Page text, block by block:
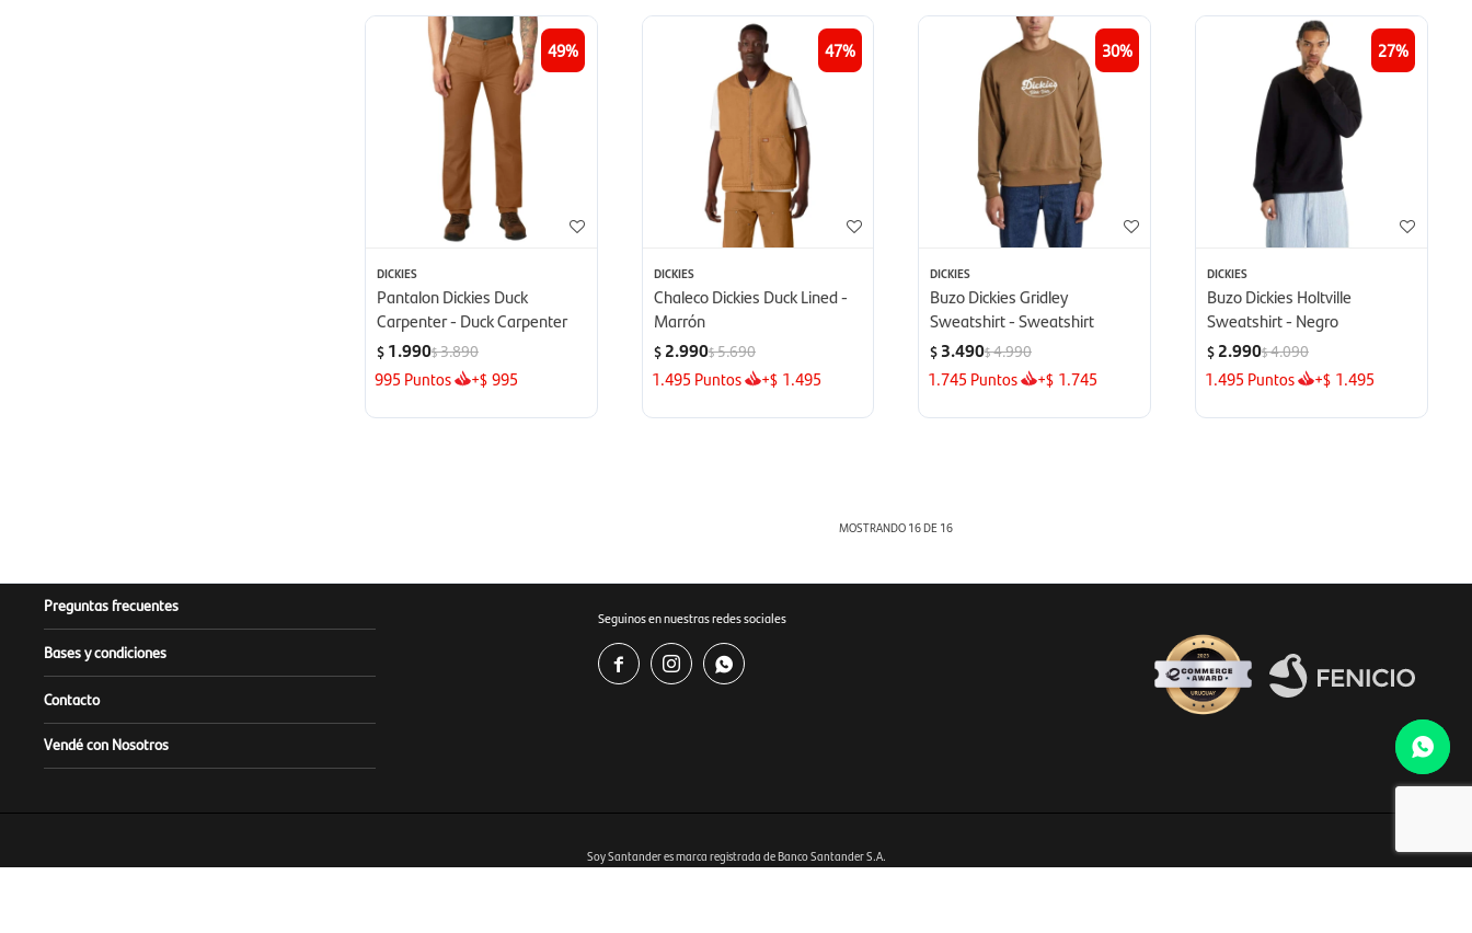
49
DICKIES
Pantalon Dickies Duck
Carpenter - Duck Carpenter
$ 1.990$3.890
995 Puntos +$ 995
47
DICKIES
Chaleco Dickies Duck Lined -
Marrón
$2.990$5.690
1.495 Puntos +$ 1.495
30
DICKIES
Buzo Dickies Gridley
Sweatshirt - Sweatshirt
$ 3.490$4.990
1.745 Puntos +$ 1.745
27
DICKIES
Buzo Dickies Holtville
Sweatshirt - Negro
$2.990$4.090
1.495 Puntos +$ 1.495
MOSTRANDO 16DE 16
Preguntas frecuentes
Bases y condiciones
Contacto
Vendé con Nosotros
Seguinos en nuestras redes sociales
  
Fenicio eCommerce Uruguay
Soy Santander es marca registrada de Banco Santander S.A.